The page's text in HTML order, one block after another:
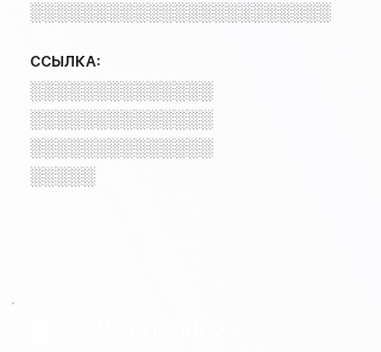
░░░░░░░░░░░░░░░░░░░░░░░
ССЫЛКА:
░░░░░░░░░░░░░░
░░░░░░░░░░░░░░
░░░░░░░░░░░░░░
░░░░░